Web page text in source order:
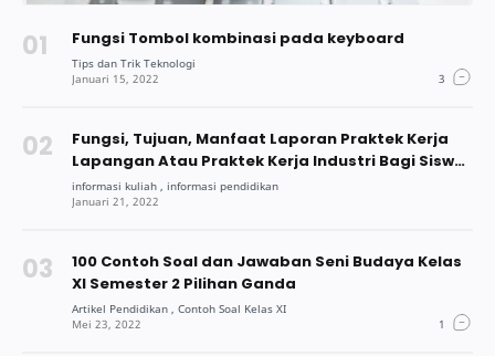
Fungsi Tombol kombinasi pada keyboard
Fungsi, Tujuan, Manfaat Laporan Praktek Kerja
Lapangan Atau Praktek Kerja Industri Bagi Siswa
Dan Mahasiswa
100 Contoh Soal dan Jawaban Seni Budaya Kelas
XI Semester 2 Pilihan Ganda